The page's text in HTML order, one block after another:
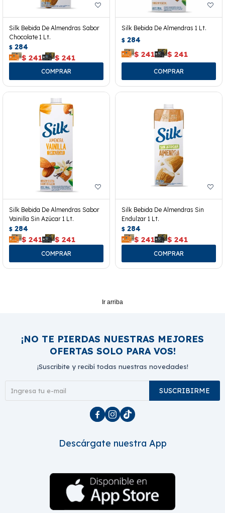
Silk Bebida De Almendras Sabor
Chocolate 1 Lt.
$ 284
$ 241 $ 241
Silk Bebida De Almendras 1 Lt.
$ 284
$ 241 $ 241
Silk Bebida De Almendras Sabor
Vainilla Sin Azúcar 1 Lt.
$ 284
$ 241 $ 241
Silk Bebida De Almendras Sin
Endulzar 1 Lt.
$ 284
$ 241 $ 241
Ir arriba
¡NO TE PIERDAS NUESTRAS MEJORES
OFERTAS SOLO PARA VOS!
¡Suscribite y recibí todas nuestras novedades!
SUSCRIBIRME
  
Descárgate nuestra App